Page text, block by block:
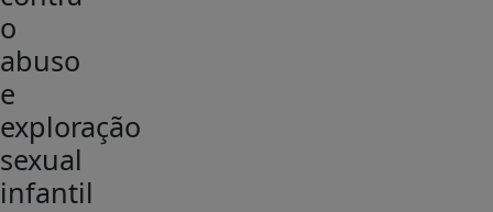
o
abuso
e
exploração
sexual
infantil